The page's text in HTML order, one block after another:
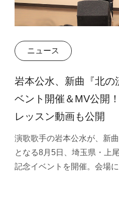
ニュース
岩本公水、新曲『北の
ベント開催＆MV公開
レッスン動画も公開
演歌歌手の岩本公水が、新
となる8月5日、埼玉県・上
記念イベントを開催。会場